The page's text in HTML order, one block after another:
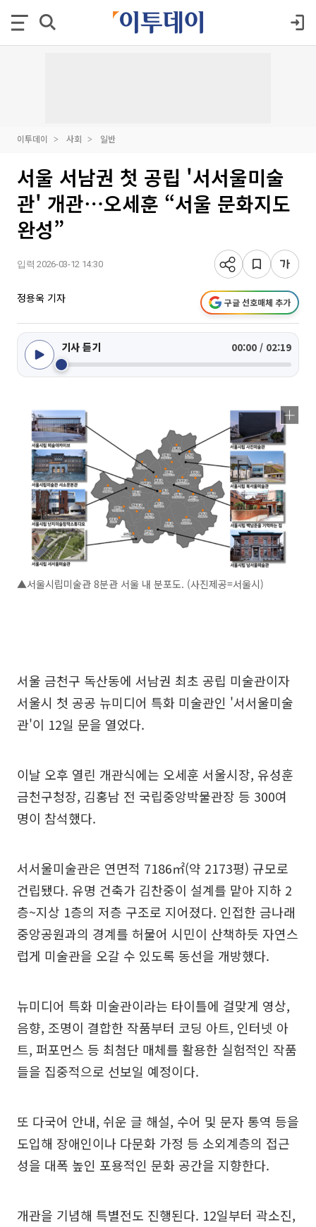
이투데이 사회 일반
서울 서남권 첫 공립 '서서울미술
관' 개관⋯오세훈 “서울 문화지도
완성”
입력 2026-03-12 14:30
정용욱 기자 구글 선호매체 추가
기사 듣기 00:00 / 02:19
▲서울시립미술관 8분관 서울 내 분포도. (사진제공=서울시)
서울 금천구 독산동에 서남권 최초 공립 미술관이자
서울시 첫 공공 뉴미디어 특화 미술관인 '서서울미술
관'이 12일 문을 열었다.
이날 오후 열린 개관식에는 오세훈 서울시장, 유성훈
금천구청장, 김홍남 전 국립중앙박물관장 등 300여
명이 참석했다.
서서울미술관은 연면적 7186㎡(약 2173평) 규모로
건립됐다. 유명 건축가 김찬중이 설계를 맡아 지하 2
층~지상 1층의 저층 구조로 지어졌다. 인접한 금나래
중앙공원과의 경계를 허물어 시민이 산책하듯 자연스
럽게 미술관을 오갈 수 있도록 동선을 개방했다.
뉴미디어 특화 미술관이라는 타이틀에 걸맞게 영상,
음향, 조명이 결합한 작품부터 코딩 아트, 인터넷 아
트, 퍼포먼스 등 최첨단 매체를 활용한 실험적인 작품
들을 집중적으로 선보일 예정이다.
또 다국어 안내, 쉬운 글 해설, 수어 및 문자 통역 등을
도입해 장애인이나 다문화 가정 등 소외계층의 접근
성을 대폭 높인 포용적인 문화 공간을 지향한다.
개관을 기념해 특별전도 진행된다. 12일부터 곽소진,